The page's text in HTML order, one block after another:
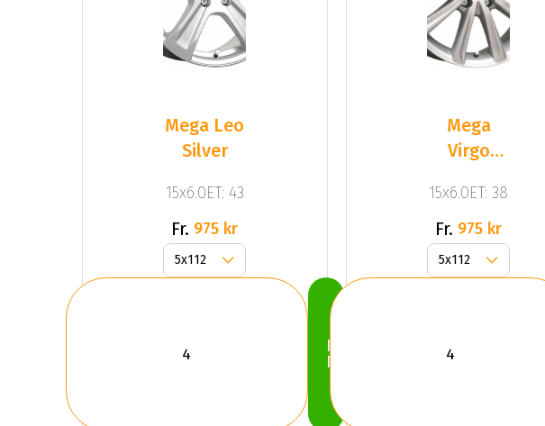
Mega Leo
Silver
15x6.0ET: 43
Fr. 975 kr
Köp
Nu
Mega
Virgo
15x6.0ET: 38
Fr. 975 kr